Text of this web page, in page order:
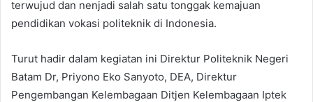
terwujud dan nenjadi salah satu tonggak kemajuan
pendidikan vokasi politeknik di Indonesia.
Turut hadir dalam kegiatan ini Direktur Politeknik Negeri
Batam Dr, Priyono Eko Sanyoto, DEA, Direktur
Pengembangan Kelembagaan Ditjen Kelembagaan Iptek